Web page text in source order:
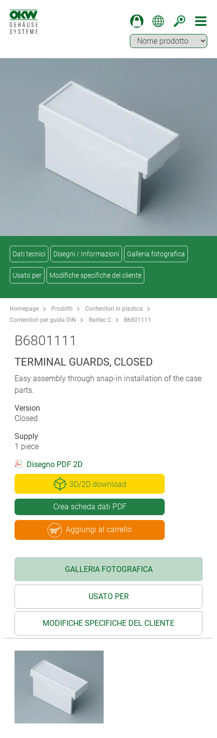
Dati tecnici Disegni / Informazioni Galleria fotografica
Usato per Modifiche specifiche del cliente
Homepage Prodotti
Contenitori in plastica
Contenitori per guida DIN
Railtec C B6801111
B6801111
TERMINAL GUARDS, CLOSED
Easy assembly through snap-in installation of the case
parts.
Version
Closed
Supply
1 piece
Disegno PDF 2D
3D/2D download
Crea scheda dati PDF
Aggiungi al carrello
GALLERIA FOTOGRAFICA
USATO PER
MODIFICHE SPECIFICHE DEL CLIENTE